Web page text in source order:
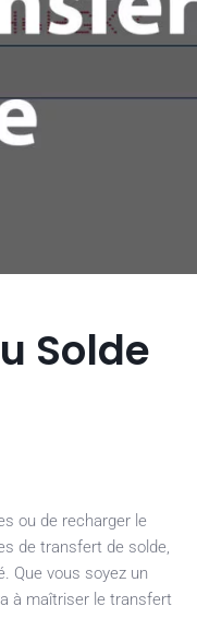
Solde
ou de recharger le
de transfert de solde,
Que vous soyez un
à maîtriser le transfert